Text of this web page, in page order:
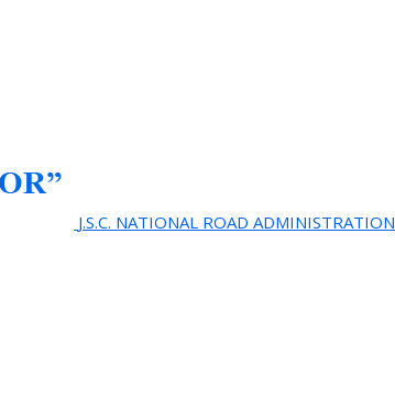
J.S.C. NATIONAL ROAD ADMINISTRATION